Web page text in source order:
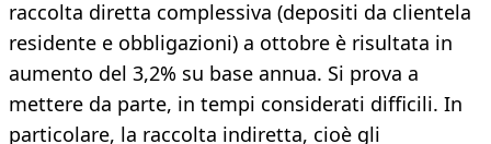
raccolta diretta complessiva (depositi da clientela
residente e obbligazioni) a ottobre è risultata in
aumento del 3,2% su base annua. Si prova a
mettere da parte, in tempi considerati difficili. In
particolare, la raccolta indiretta, cioè gli